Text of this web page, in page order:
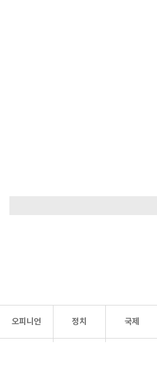
오피니언 정치 국제